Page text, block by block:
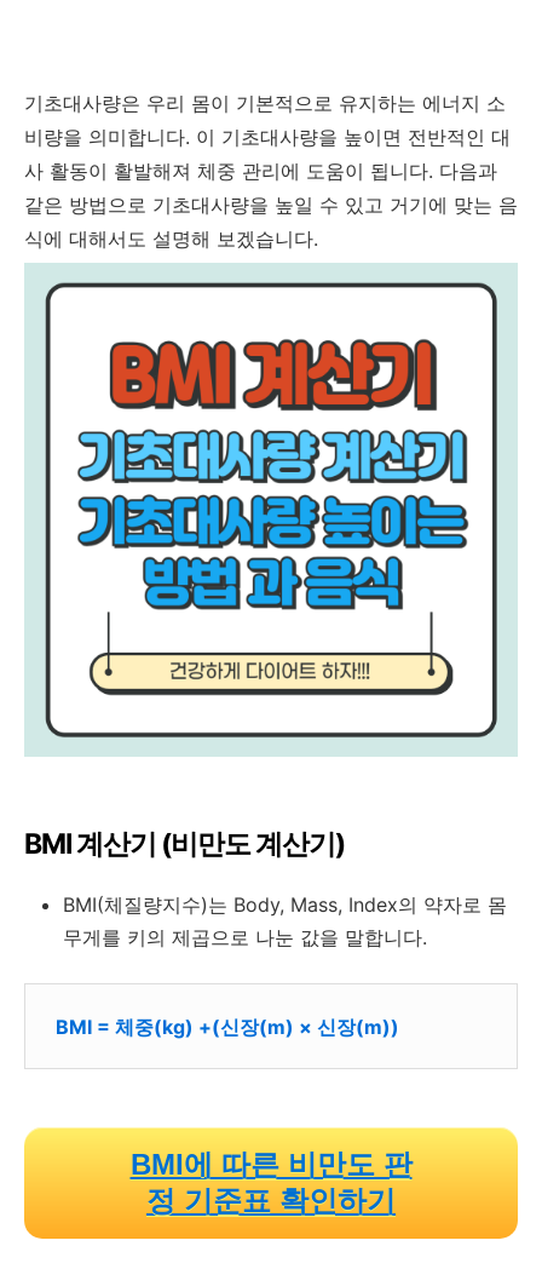
기초대사량은 우리 몸이 기본적으로 유지하는 에너지 소
비량을 의미합니다. 이 기초대사량을 높이면 전반적인 대
사 활동이 활발해져 체중 관리에 도움이 됩니다. 다음과
같은 방법으로 기초대사량을 높일 수 있고 거기에 맞는 음
식에 대해서도 설명해 보겠습니다.
BMI 계산기 (비만도 계산기)
BMI(체질량지수)는 Body, Mass, Index의 약자로 몸
무게를 키의 제곱으로 나눈 값을 말합니다.
BMI = 체중(kg) +(신장(m) × 신장(m))
BMI에 따른 비만도 판
정 기준표 확인하기